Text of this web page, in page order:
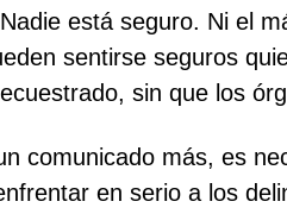
está seguro. Ni el
sentirse seguros
sin que los
comunicado más, es
en serio a los